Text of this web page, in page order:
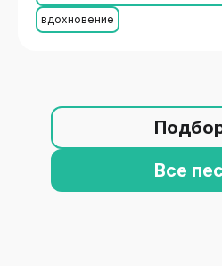
вдохновение
Все